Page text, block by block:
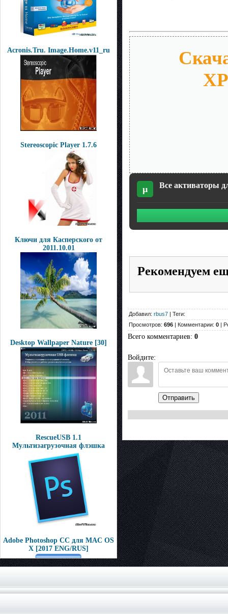
Acronis.Tru. Image.Home.v11_ru
Stereoscopic Player 1.7.6
Ключи для Касперского от
2011.10.01
Desktop Wallpaper Nature [30]
RescueUSB 1.1
Мультизагрузочная флэшка
Adobe Photoshop CC для MAC OS
X [2017 ENG/RUS]
µ Все активаторы
Рекомендуем
Добавил: rbus7 | Теги:
Просмотров: 696 | Комментарии: 0 |
Всего комментариев: 0
Войдите:
Отправить